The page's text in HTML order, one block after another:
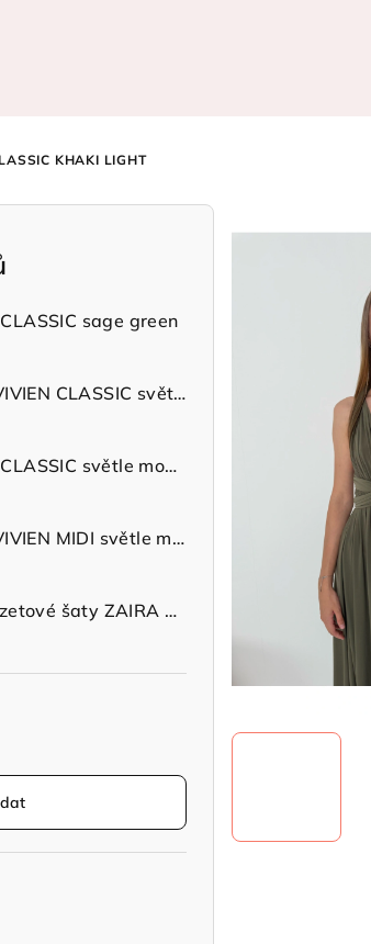
KHAKI LIGHT
sage green
Vázací šaty VIVIEN CLASSIC světle růžové
Šaty SARAH CLASSIC světle modré
Vázací šaty VIVIEN MIDI světle modré shine
Saténové korzetové šaty ZAIRA MIDI s ramínky sage green